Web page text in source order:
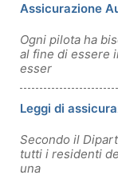
Assicurazione
Ogni pilota ha
al fine di essere
esser
Leggi di
Secondo il
tutti i residenti
una